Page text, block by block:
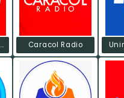
LAUD 90.4 FM ESTÉREO Caracol Radio